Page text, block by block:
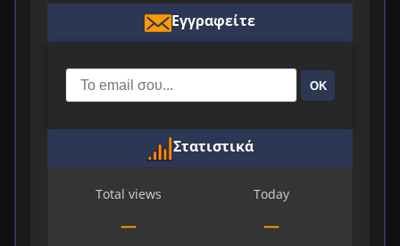
Εγγραφείτε
ΟΚ
Στατιστικά
Total views
—
Today
—